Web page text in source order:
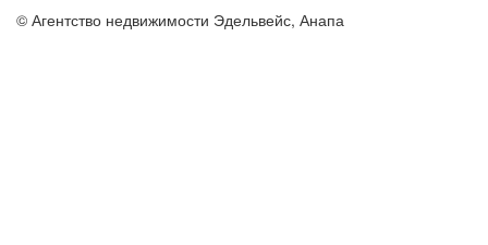
© Агентство недвижимости Эдельвейс, Анапа